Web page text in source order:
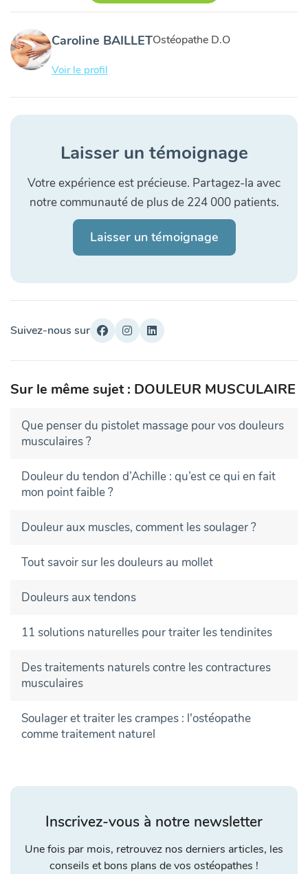
Caroline BAILLETOstéopathe D.O
Voir le profil
Laisser un témoignage
Votre expérience est précieuse. Partagez-la avec
notre communauté de plus de 224 000 patients.
Laisser un témoignage
Suivez-nous sur
Sur le même sujet : DOULEUR MUSCULAIRE
Que penser du pistolet massage pour vos douleurs
musculaires ?
Douleur du tendon d’Achille : qu’est ce qui en fait
mon point faible ?
Douleur aux muscles, comment les soulager ?
Tout savoir sur les douleurs au mollet
Douleurs aux tendons
11 solutions naturelles pour traiter les tendinites
Des traitements naturels contre les contractures
musculaires
Soulager et traiter les crampes : l'ostéopathe
comme traitement naturel
Inscrivez-vous à notre newsletter
Une fois par mois, retrouvez nos derniers articles, les
conseils et bons plans de vos ostéopathes !